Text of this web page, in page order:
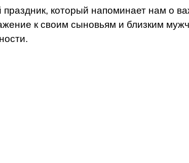
который напоминает нам о
к своим сыновьям и близким